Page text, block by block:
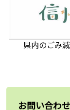
県内のごみ
お問い合わせ